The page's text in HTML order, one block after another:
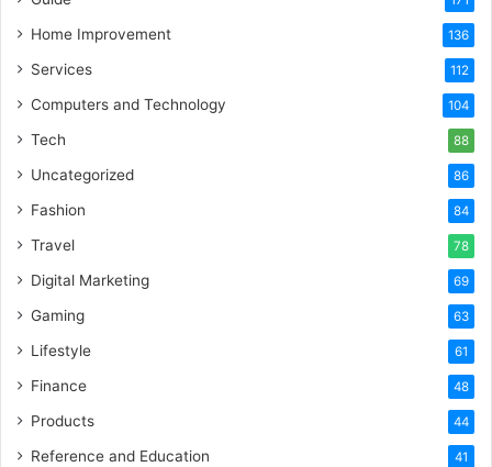
Home Improvement 136
Services 112
Computers and Technology 104
Tech 88
Uncategorized 86
Fashion 84
Travel 78
Digital Marketing 69
Gaming 63
Lifestyle 61
Finance 48
Products 44
Reference and Education 41